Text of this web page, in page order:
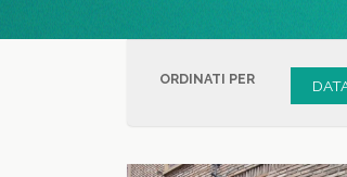
ORDINATI PER